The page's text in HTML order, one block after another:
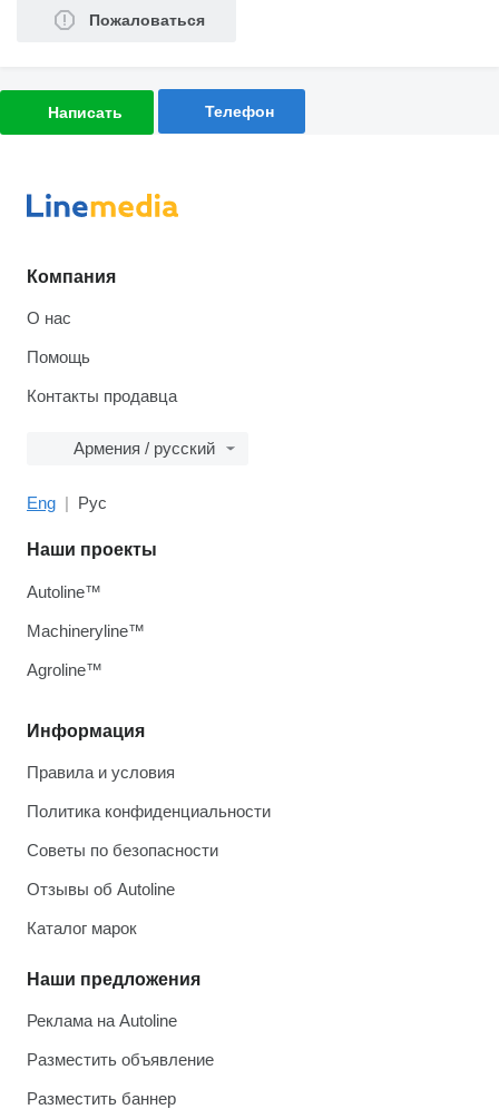
Пожаловаться
Написать Телефон
Компания
О нас
Помощь
Контакты продавца
Армения / русский
Eng Рус
Информация
Правила и условия
Политика конфиденциальности
Советы по безопасности
Отзывы об Autoline
Каталог марок
Наши предложения
Реклама на Autoline
Разместить объявление
Разместить баннер
Наши проекты
Autoline™
Machineryline™
Agroline™